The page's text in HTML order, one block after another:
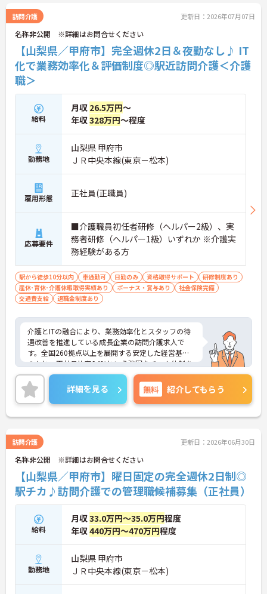
定期的な面談で不安を解消できるフォロー体制もあ
り、介護福祉士としてサ責や管理者への着実なキャ
リアアップを目指す有資格者の方に推奨できる環境
です。
★おすすめPOINT★
【夜勤なし・曜日固定の休日で、身体への負担を抑
えた働き方が実現できます】
しないため、生活リズムを整えながら健康的に働き
続けることができます
により、先々の予定が立てやすくプライベートの時
間をしっかりと確保できる環境です
【専門資格を活かした収入アップと明確なキャリア
形成が期待できます】
・介護福祉士資格手当が支給されるほか、年2回の
・サービス提供責任者や管理者へのキャリアアップ
も目指せます
スを軽減できます】
・記録票の提出やシフト確認をすべてスマートフォ
ンで行えるため、手書きの書類作成や事業所への移
動の手間が省けケア業務に集中できます
あり、訪問介護でありながら孤立することなくチー
ムの支援を受けながら業務に取り組めます
訪問介護 更新日：2026年07月07日
名称非公開 ※詳細はお問合せください
【山梨県／甲府市】完全週休2日＆夜勤なし♪ IT
化で業務効率化＆評価制度◎駅近訪問介護＜介護
職＞
給料
月収 26.5万円～
年収328万円～程度
勤務地
山梨県 甲府市
ＪＲ中央本線(東京－松本)
雇用形態 正社員(正職員)
応募要件
■介護職員初任者研修（ヘルパー2級）、実
務者研修（ヘルパー1級）いずれか ※介護実
務経験がある方
駅から徒歩10分以内 車通勤可 日勤のみ 資格取得サポート
研修制度あり
産休･育休･介護休暇取得実績あり
ボーナス・賞与あり
社会保険完備
交通費支給
退職金制度あり
介護とITの融合により、業務効率化とスタッフの待
遇改善を推進している成長企業の訪問介護求人で
す。全国260拠点以上を展開する安定した経営基盤
のもと、正社員比率94%という強固なチーム体制を
構築しています。資格手当や年2回の評価面談など、
専門資格と成果が収入に直結する仕組みが整ってい
ます。夜勤なしの完全週休2日制（曜日固定）を採用
し、日々の記録業務はスマートフォンで完結するた
め、施設勤務特有の不規則なシフトや煩雑な事務作
談で不安を解消できるフォロー体制もあり、介護福
祉士の資格取得やサ責や管理者への着実なキャリア
アップを目指す有資格者の方に推奨できる環境で
す。
★おすすめPOINT★
【夜勤なし・曜日固定の休日で、身体への負担を抑
えた働き方が実現できます】
・8:00～19:00の間での実働8時間勤務で夜勤が存在
しないため、生活リズムを整えながら健康的に働き
続けることができます
・完全週休2日制（曜日固定）を採用していること
により、先々の予定が立てやすくプライベートの時
間をしっかりと確保できる環境です
詳細を見る 無料 紹介してもらう
訪問介護 更新日：2026年06月30日
名称非公開 ※詳細はお問合せください
【山梨県／甲府市】曜日固定の完全週休2日制◎
駅チカ♪訪問介護での管理職候補募集（正社員）
給料
月収33.0万円～35.0万円程度
年収440万円～470万円程度
勤務地
山梨県 甲府市
ＪＲ中央本線(東京－松本)